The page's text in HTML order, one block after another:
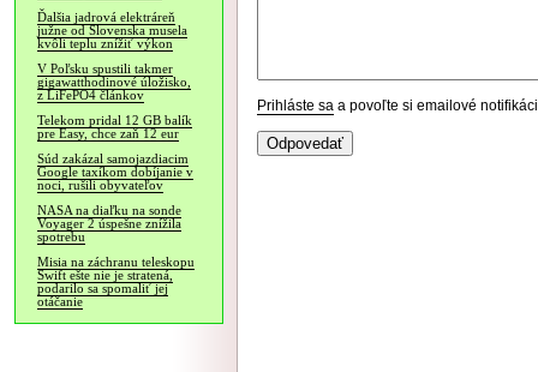
Ďalšia jadrová elektráreň
južne od Slovenska musela
kvôli teplu znížiť výkon
V Poľsku spustili takmer
gigawatthodinové úložisko,
z LiFePO4 článkov
Telekom pridal 12 GB balík
pre Easy, chce zaň 12 eur
Súd zakázal samojazdiacim
Google taxíkom dobíjanie v
noci, rušili obyvateľov
NASA na diaľku na sonde
Voyager 2 úspešne znížila
spotrebu
Misia na záchranu teleskopu
Swift ešte nie je stratená,
podarilo sa spomaliť jej
otáčanie
Prihláste sa a povoľte si emailové